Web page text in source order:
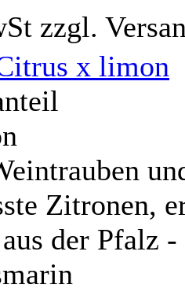
zzgl.
Zitronen,
der Pfalz